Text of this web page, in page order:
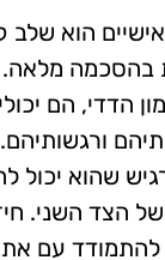
הוא שלב
בהסכמה
הדדי, הם
ורגשותיהם.
שהוא יכול
הצד השני.
להתמודד עם